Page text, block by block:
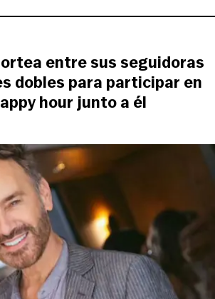
entre sus seguidoras
dobles para participar en
hour junto a él